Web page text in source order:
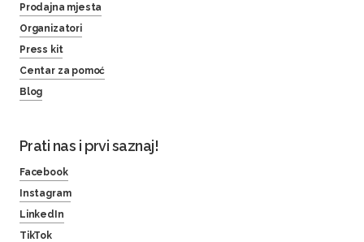
Prodajna mjesta
Organizatori
Press kit
Centar za pomoć
Blog
Prati nas i prvi saznaj!
Facebook
Instagram
LinkedIn
TikTok